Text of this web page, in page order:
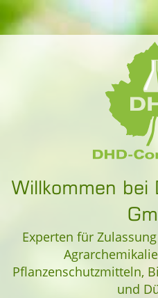
Willkommen bei
Experten für
Pflanzenschutzmitteln,
und